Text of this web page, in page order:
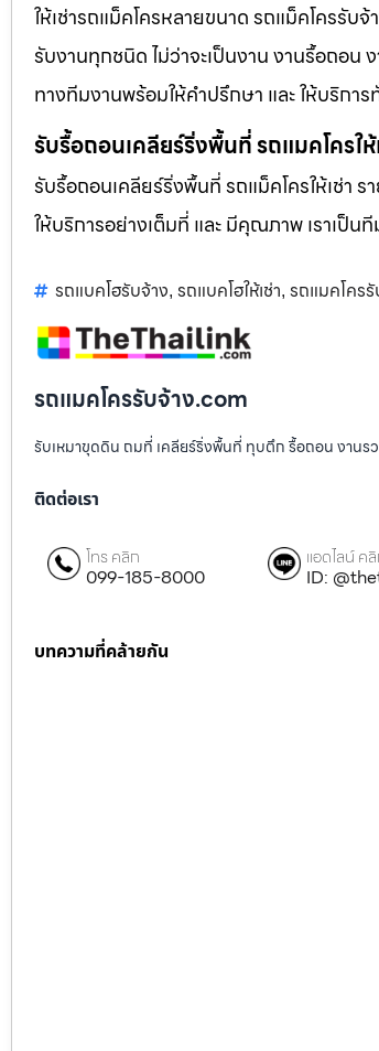
ให้เช่ารถแม็คโครหลายขนาด รถแม็คโครรับ
รับงานทุกชนิด ไม่ว่าจะเป็นงาน งานรื้อถอ
ทางทีมงานพร้อมให้คำปรึกษา และ ให้บริการ
รับรื้อถอนเคลียร์ริ่งพื้นที่ รถแมคโคร
รับรื้อถอนเคลียร์ริ่งพื้นที่ รถแม็คโครให้เช่า
ให้บริการอย่างเต็มที่ และ มีคุณภาพ เราเป็
รถแบคโฮรับจ้าง, รถแบคโฮให้เช่า, รถแมคโคร
รถแมคโครรับจ้าง.com
รับเหมาขุดดิน ถมที่ เคลียร์ริ่งพื้นที่ ทุบตึก รื้อถอน งานร
ติดต่อเรา
โทร คลิก
099-185-8000
แอดไลน์ ค
ID:
บทความที่คล้ายกัน